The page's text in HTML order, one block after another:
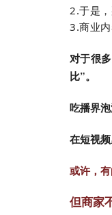
2.于是
3.商业
对于很
比”。
吃播界
在短视
或许，
但商家